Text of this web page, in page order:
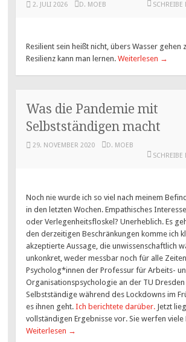
2. JULI 2026 D. MOEB SCHREIBE
Resilient sein heißt nicht, übers Wasser gehen
Resilienz kann man lernen.Weiterlesen →
Was die Pandemie mit
Selbstständigen macht
29. NOVEMBER 2020
D. MOEB
SCHREIBE
Noch nie wurde ich so viel nach meinem
in den letzten Wochen. Empathisches
oder Verlegenheitsfloskel? Unerheblich. Es
den derzeitigen Beschränkungen komme ich
akzeptierte Aussage, die unwissenschaftlich
unkonkret, weder messbar noch für alle
Psycholog*innen der Professur für Arbeits-
Organisationspsychologie an der TU
Selbstständige während des Lockdowns im
es ihnen geht.Ich berichtete darüber. Jetzt
vollständigen Ergebnisse vor. Sie werfen viele
Weiterlesen →